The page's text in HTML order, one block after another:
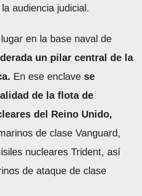
audiencia judicial.
en la base naval de
un pilar central de la
En ese enclave se
de la flota de
del Reino Unido,
de clase Vanguard,
nucleares Trident, así
de ataque de clase